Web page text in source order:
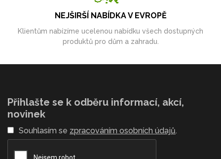
NEJŠIRŠÍ NABÍDKA V EVROPĚ
Klientům nabízíme ucelenou nabídku všech dostupných
produktů pro dům a zahradu.
Přihlašte se k odběru informací, akcí,
novinek
Souhlasím se zpracováním osobních údajů.